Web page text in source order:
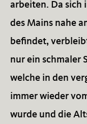
arbeiten. Da sich
des Mains nahe
befindet,
nur ein schmaler
welche in den
immer wieder
wurde und die